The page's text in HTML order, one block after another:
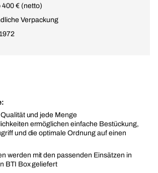
400 € (netto)
Verpackung
und jede Menge
ermöglichen einfache Bestückung,
und die optimale Ordnung auf einen
werden mit den passenden Einsätzen in
BTI Box geliefert